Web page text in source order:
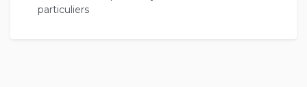
particuliers